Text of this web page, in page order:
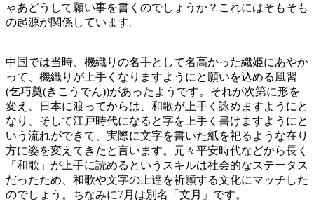
ゃあどうして願い事を書くのでしょうか？これにはそもそも
の起源が関係しています。
中国では当時、機織りの名手として名高かった織姫にあやか
って、機織りが上手くなりますようにと願いを込める風習
(乞巧奠(きこうでん))があったようです。それが次第に形を
変え、日本に渡ってからは、和歌が上手く詠めますようにと
なり、そして江戸時代になると字を上手く書けますようにと
いう流れができて、実際に文字を書いた紙を祀るような在り
方に姿を変えてきたと言います。元々平安時代などから長く
「和歌」が上手に読めるというスキルは社会的なステータス
だったため、和歌や文字の上達を祈願する文化にマッチした
のでしょう。ちなみに7月は別名「文月」です。